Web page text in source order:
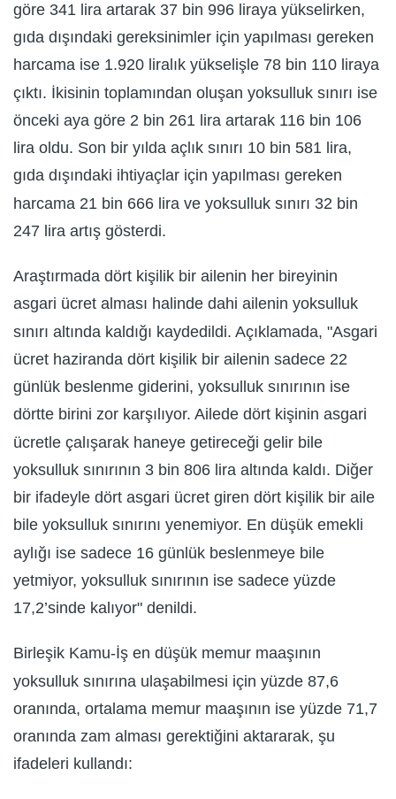
göre 341 lira artarak 37 bin 996 liraya yükselirken,
gıda dışındaki gereksinimler için yapılması gereken
harcama ise 1.920 liralık yükselişle 78 bin 110 liraya
çıktı. İkisinin toplamından oluşan yoksulluk sınırı ise
önceki aya göre 2 bin 261 lira artarak 116 bin 106
lira oldu. Son bir yılda açlık sınırı 10 bin 581 lira,
gıda dışındaki ihtiyaçlar için yapılması gereken
harcama 21 bin 666 lira ve yoksulluk sınırı 32 bin
247 lira artış gösterdi.
Araştırmada dört kişilik bir ailenin her bireyinin
asgari ücret alması halinde dahi ailenin yoksulluk
sınırı altında kaldığı kaydedildi. Açıklamada, "Asgari
ücret haziranda dört kişilik bir ailenin sadece 22
günlük beslenme giderini, yoksulluk sınırının ise
dörtte birini zor karşılıyor. Ailede dört kişinin asgari
ücretle çalışarak haneye getireceği gelir bile
yoksulluk sınırının 3 bin 806 lira altında kaldı. Diğer
bir ifadeyle dört asgari ücret giren dört kişilik bir aile
bile yoksulluk sınırını yenemiyor. En düşük emekli
aylığı ise sadece 16 günlük beslenmeye bile
yetmiyor, yoksulluk sınırının ise sadece yüzde
17,2’sinde kalıyor" denildi.
Birleşik Kamu-İş en düşük memur maaşının
yoksulluk sınırına ulaşabilmesi için yüzde 87,6
oranında, ortalama memur maaşının ise yüzde 71,7
oranında zam alması gerektiğini aktararak, şu
ifadeleri kullandı: